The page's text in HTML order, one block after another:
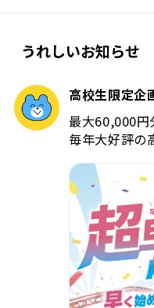
うれしいお知らせ
高校生限定
最大60,000円
毎年大好評の